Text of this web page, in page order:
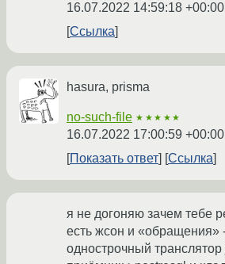
16.07.2022 14:59:18 +00:00
Ссылка
hasura, prisma
no-such-file ★★★★★
16.07.2022 17:00:59 +00:00
Показать ответ
Ссылка
я не догоняю зачем тебе
есть жсон и «обращения»
однострочный транслятор